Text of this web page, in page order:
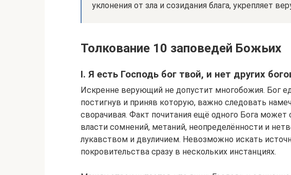
уклонения от зла и созидания блага, укрепляет
Толкование 10 заповедей Божьих
I. Я есть Господь бог твой, и нет других
Искренне верующий не допустит многобожия. Бог
постигнув и приняв которую, важно следовать
сворачивая. Факт почитания ещё одного Бога может
власти сомнений, метаний, неопределённости и
лукавством и двуличием. Невозможно искать
покровительства сразу в нескольких инстанциях.